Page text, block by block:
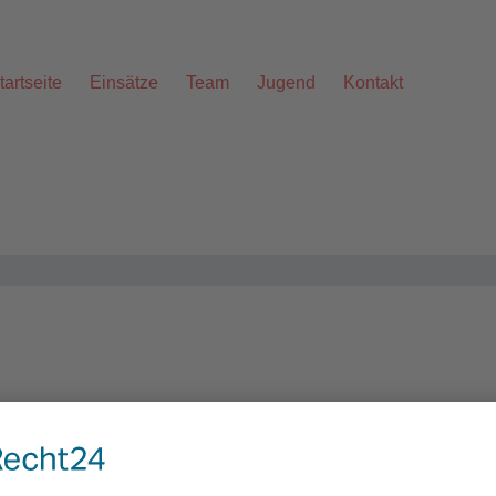
Einsätze Team Jugend Kontakt